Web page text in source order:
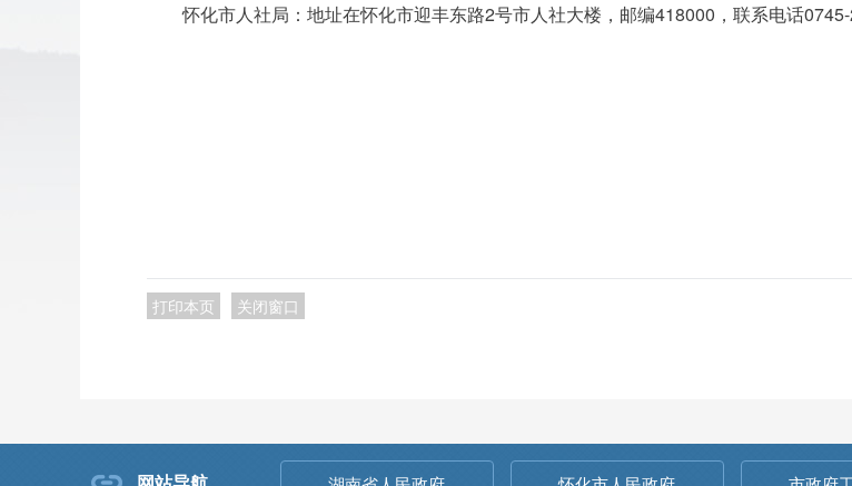
怀化市人社局：地址在怀化市迎丰东路2号市人社大楼，邮编418000，联系电话0745-
2025年
打印本页 关闭窗口